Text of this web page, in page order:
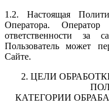
1.2. Настоящая
Оператора.
ответственности за
Пользователь может
Сайте.
2. ЦЕЛИ
КАТЕГОРИИ